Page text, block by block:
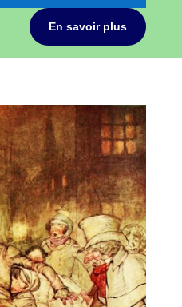
En savoir plus